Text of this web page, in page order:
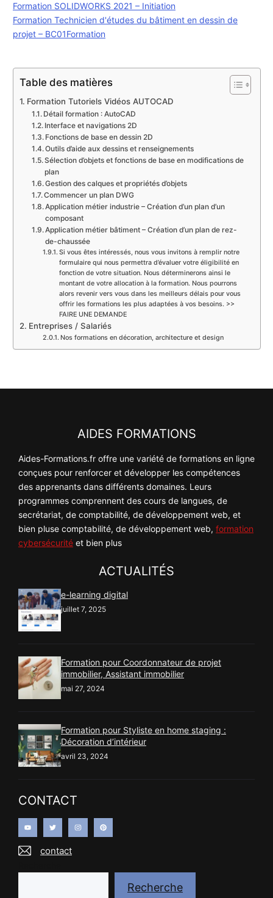
Formation SOLIDWORKS 2021 – Initiation
Formation Technicien d'études du bâtiment en dessin de
projet – BC01Formation
Table des matières
Formation Tutoriels Vidéos AUTOCAD
Détail formation : AutoCAD
Interface et navigations 2D
Fonctions de base en dessin 2D
Outils d’aide aux dessins et renseignements
Sélection d’objets et fonctions de base en modifications de
plan
Gestion des calques et propriétés d’objets
Commencer un plan DWG
Application métier industrie – Création d’un plan d’un
composant
Application métier bâtiment – Création d’un plan de rez-
de-chaussée
Si vous êtes intéressés, nous vous invitons à remplir notre
formulaire qui nous permettra d’évaluer votre éligibilité en
fonction de votre situation. Nous déterminerons ainsi le
montant de votre allocation à la formation. Nous pourrons
alors revenir vers vous dans les meilleurs délais pour vous
offrir les formations les plus adaptées à vos besoins. >>
FAIRE UNE DEMANDE
Entreprises / Salariés
Nos formations en décoration, architecture et design
AIDES FORMATIONS
Aides-Formations.fr offre une variété de formations en ligne
conçues pour renforcer et développer les compétences
des apprenants dans différents domaines. Leurs
programmes comprennent des cours de langues, de
secrétariat, de comptabilité, de développement web, et
bien pluse comptabilité, de développement web, formation
cybersécurité et bien plus
ACTUALITÉS
e-learning digital
juillet 7, 2025
Formation pour Coordonnateur de projet
immobilier, Assistant immobilier
mai 27, 2024
Formation pour Styliste en home staging :
Décoration d’intérieur
avril 23, 2024
CONTACT
contact
Recherche